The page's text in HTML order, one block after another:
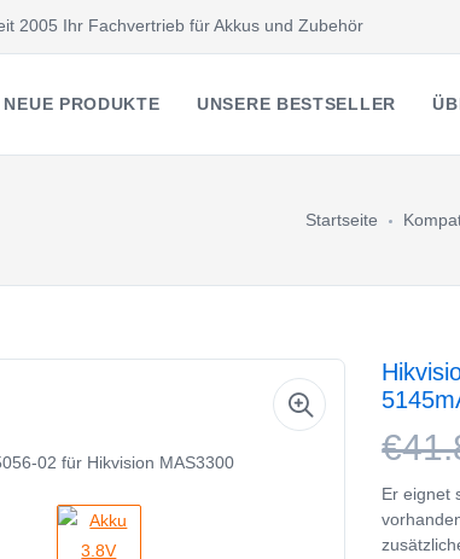
2005 Ihr Fachvertrieb für Akkus und Zubehör
NEUE PRODUKTE UNSERE BESTSELLER
Startseite
Er eignet